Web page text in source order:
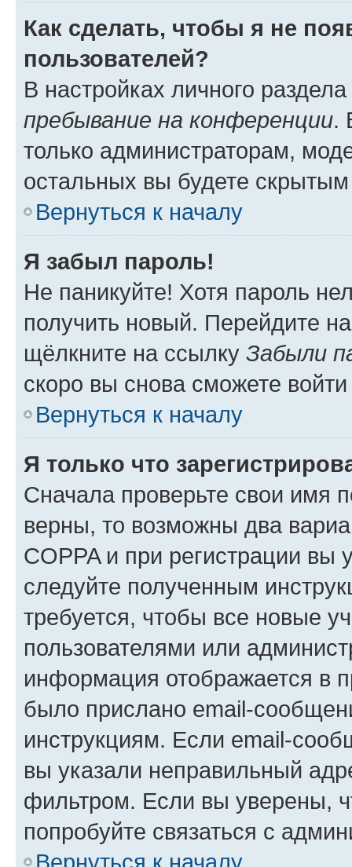
Как сделать, чтобы я не
пользователей?
В настройках личного
пребывание на конференции.
только администраторам,
остальных вы будете
Вернуться к началу
Я забыл пароль!
Не паникуйте! Хотя пароль
получить новый. Перейдите
щёлкните на ссылку Забыли
скоро вы снова сможете
Вернуться к началу
Я только что
Сначала проверьте свои имя
верны, то возможны два
COPPA и при регистрации вы
следуйте полученным
требуется, чтобы все новые
пользователями или
информация отображается в
было прислано email-
инструкциям. Если email-
вы указали неправильный
фильтром. Если вы уверены,
попробуйте связаться с
Вернуться к началу